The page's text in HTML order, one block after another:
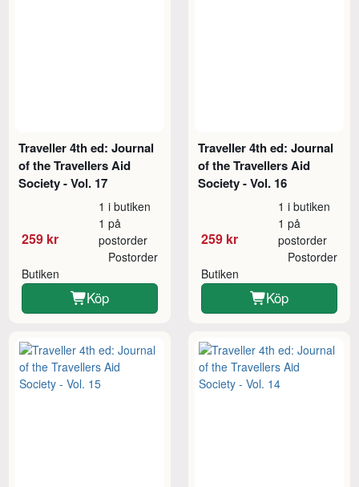
Traveller 4th ed: Journal
of the Travellers Aid
Society - Vol. 17
259 kr
1 i butiken
1 på
postorder
Butiken
Postorder
Köp
Traveller 4th ed: Journal
of the Travellers Aid
Society - Vol. 16
259 kr
1 i butiken
1 på
postorder
Butiken
Postorder
Köp